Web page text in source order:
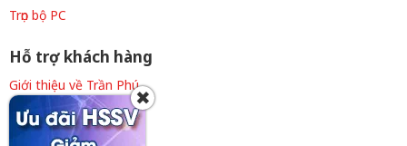
Trọn bộ PC
Hỗ trợ khách hàng
Giới thiệu về Trần Phú
Thông tin tuyển dụng
Liên hệ cửa hàng
✖